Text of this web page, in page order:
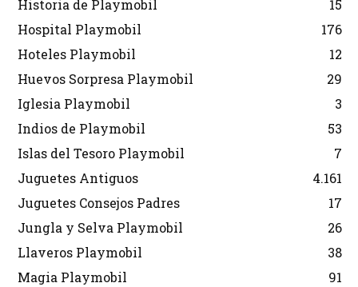
Historia de Playmobil
15
Hospital Playmobil
176
Hoteles Playmobil
12
Huevos Sorpresa Playmobil
29
Iglesia Playmobil
3
Indios de Playmobil
53
Islas del Tesoro Playmobil
7
Juguetes Antiguos
4.161
Juguetes Consejos Padres
17
Jungla y Selva Playmobil
26
Llaveros Playmobil
38
Magia Playmobil
91